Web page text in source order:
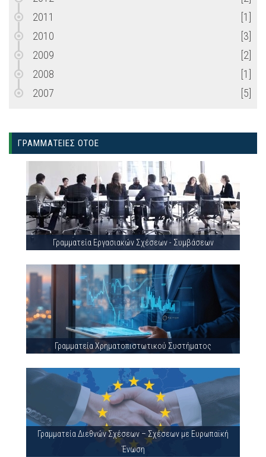
2011
[1]
2010
[3]
2009
[2]
2008
[1]
2007
[5]
ΓΡΑΜΜΑΤΕΙΕΣ ΟΤΟΕ
Γραμματεία Εργασιακών Σχέσεων - Συμβάσεων
Γραμματεία Χρηματοπιστωτικού Συστήματος
Γραμματεία Διεθνών Σχέσεων – Σχέσεων με Ευρωπαϊκή
Ένωση